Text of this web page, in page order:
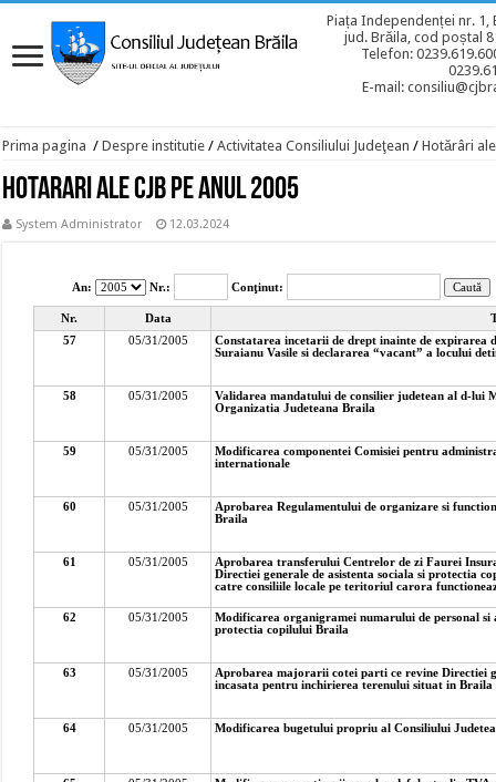
Piața Independenței nr. 1,
jud. Brăila, cod poștal
Telefon:
E-mail:
Prima pagina / Despre institutie / Activitatea Consiliului Judeţean / Hotărâri
Hotarari ale CJB pe anul 2005
System Administrator 12.03.2024